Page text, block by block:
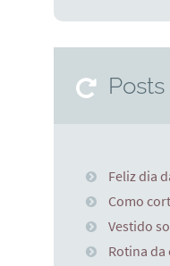
Feliz dia
Como
Vestido
Rotina da